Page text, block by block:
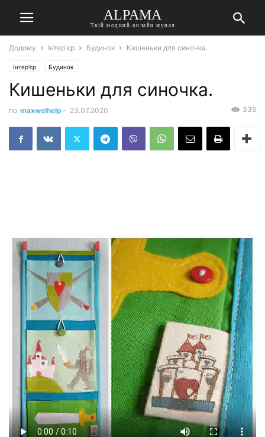
ALPAMA
Твій модний онлайн жунал
Додому Інтер'єр Будинок Кишеньки для синочка.
Інтер'єр Будинок
Кишеньки для синочка.
по maxwelhelp - 23.07.2020 336